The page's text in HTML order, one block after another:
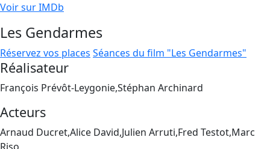
Voir sur IMDb
Les Gendarmes
Réservez vos places Séances du film "Les Gendarmes"
Réalisateur
François Prévôt-Leygonie,Stéphan Archinard
Acteurs
Arnaud Ducret,Alice David,Julien Arruti,Fred Testot,Marc